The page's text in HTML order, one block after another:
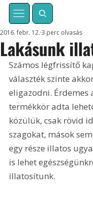
Lakásunk
2016. febr. 12. 3 perc olvasás
Számos légfrissítő
választék szinte
eligazodni. Érdemes
termékkör adta
közülük, csak rövid
szagokat, mások
egy része illatos
is lehet
illatosítunk.